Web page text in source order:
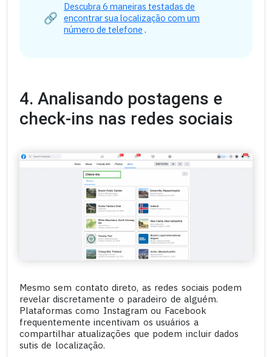
Descubra 6 maneiras testadas de
encontrar sua localização com um
número de telefone .
4. Analisando postagens e
check-ins nas redes sociais
Mesmo sem contato direto, as redes sociais podem
revelar discretamente o paradeiro de alguém.
Plataformas como Instagram ou Facebook
frequentemente incentivam os usuários a
compartilhar atualizações que podem incluir dados
sutis de localização.